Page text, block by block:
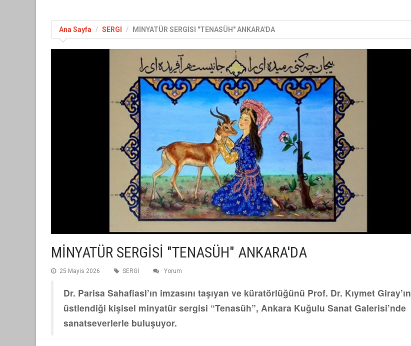
Ana Sayfa SERGİ MİNYATÜR SERGİSİ "TENASÜH" ANKARA'DA
MİNYATÜR SERGİSİ "TENASÜH" ANKARA'DA
25 Mayis 2026 SERGİ Yorum
Dr. Parisa Sahafiasl’ın imzasını taşıyan ve küratörlüğünü Prof. Dr. Kıymet Giray’ın
üstlendiği kişisel minyatür sergisi “Tenasüh”, Ankara Kuğulu Sanat Galerisi’nde
sanatseverlerle buluşuyor.